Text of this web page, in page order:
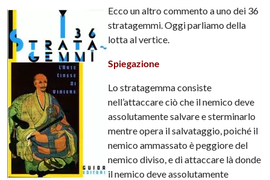
Ecco un altro commento a uno dei 36
stratagemmi. Oggi parliamo della
lotta al vertice.
Spiegazione
Lo stratagemma consiste
nell’attaccare ciò che il nemico deve
assolutamente salvare e sterminarlo
mentre opera il salvataggio, poiché il
nemico ammassato è peggiore del
nemico diviso, e di attaccare là donde
il nemico deve assolutamente